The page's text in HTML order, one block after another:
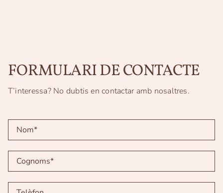
FORMULARI DE CONTACTE
T’interessa? No dubtis en contactar amb nosaltres.